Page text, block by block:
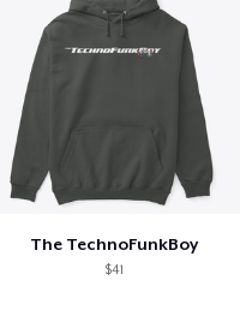
The TechnoFunkBoy
$41